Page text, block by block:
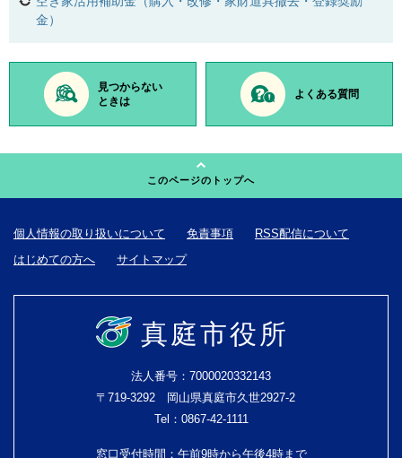
金）
見つからない
ときは
よくある質問
このページのトップへ
個人情報の取り扱いについて 免責事項
RSS配信について
はじめての方へ
サイトマップ
真庭市役所
法人番号：7000020332143
〒719-3292 岡山県真庭市久世2927-2
Tel：0867-42-1111
窓口受付時間：午前9時から午後4時まで